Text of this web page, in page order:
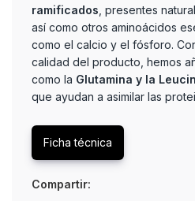
ramificados , presentes
así como otros aminoácidos
como el calcio y el fósforo.
calidad del producto, hemos
como la Glutamina y la
que ayudan a asimilar las
Ficha técnica
Compartir: